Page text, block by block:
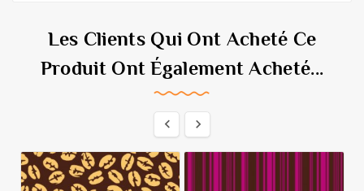
Les Clients Qui Ont Acheté Ce
Produit Ont Également Acheté...
 